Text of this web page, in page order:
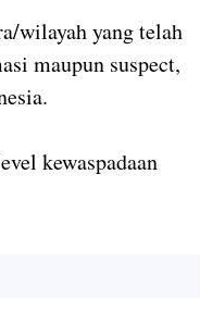
wilayah yang telah
maupun suspect,
kewaspadaan